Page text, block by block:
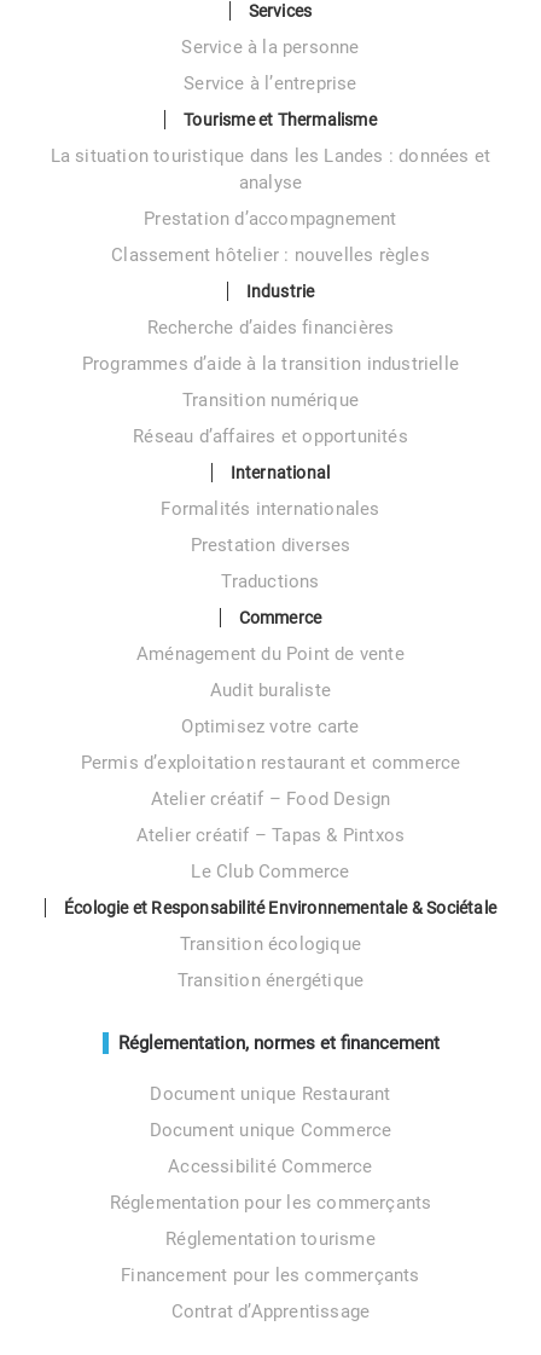
Services
Service à la personne
Service à l’entreprise
Tourisme et Thermalisme
La situation touristique dans les Landes : données et
analyse
Prestation d’accompagnement
Classement hôtelier : nouvelles règles
Industrie
Recherche d’aides financières
Programmes d’aide à la transition industrielle
Transition numérique
Réseau d’affaires et opportunités
International
Formalités internationales
Prestation diverses
Traductions
Commerce
Aménagement du Point de vente
Audit buraliste
Optimisez votre carte
Permis d’exploitation restaurant et commerce
Atelier créatif – Food Design
Atelier créatif – Tapas & Pintxos
Le Club Commerce
Écologie et Responsabilité Environnementale & Sociétale
Transition écologique
Transition énergétique
Réglementation, normes et financement
Document unique Restaurant
Document unique Commerce
Accessibilité Commerce
Réglementation pour les commerçants
Réglementation tourisme
Financement pour les commerçants
Contrat d’Apprentissage